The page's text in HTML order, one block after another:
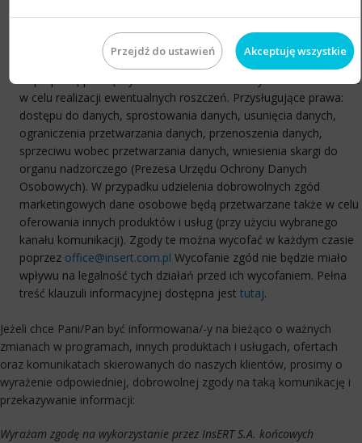
będą w celu weryfikacji potencjalnych Partnerów Administratora,
nadanie im odpowiedniego statusu i uprawnień, umożliwiających
współpracę pomiędzy Administratorem a danym Partnerem oraz
w celu realizacji ewentualnych roszczeń. Przysługujące prawa:
dostępu do danych, sprostowania danych, usunięcia danych,
ograniczenia przetwarzania danych, przenoszenia danych,
sprzeciwu wobec przetwarzania danych, wniesienia skargi do
organu nadzorczego (Prezesa Urzędu Ochrony Danych
Osobowych). W przypadku udzielenia dobrowolnych zgód
marketingowych dane osobowe będą przetwarzane także w celu
oferowania innych produktów i usług (przy użyciu wybranego
kanału komunikacji). Zgody te można wycofać w każdym czasie
poprzez office@insert.com.pl Wycofanie zgód nie będzie miało
wpływu na legalność tych działań przed ich wycofaniem. Pełna
treść klauzuli informacyjnej dostępna jest tutaj.
Jeżeli chce Pani/Pan być informowana/-y na bieżąco o ważnych
zmianach w programach, innych produktach i usługach, ofertach
oraz komunikatach skierowanych do naszych klientów, prosimy o
wyrażenie odpowiedniej, dobrowolnej zgody na taką komunikację i
przekazywanie informacji:
Wyrażam zgodę na wykorzystanie przez InsERT S.A. końcowych
Przejdź do ustawień Akceptuję wszystkie